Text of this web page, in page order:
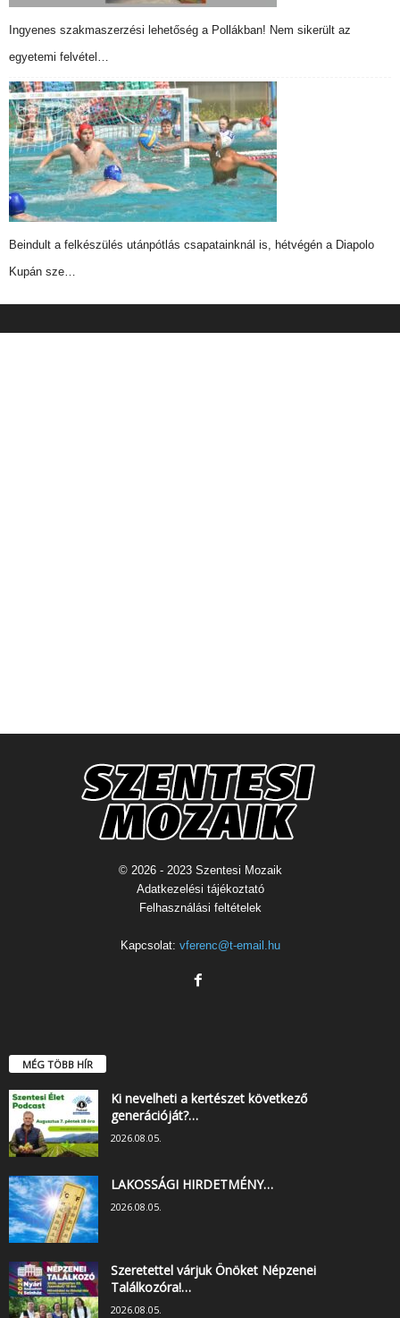
Ingyenes szakmaszerzési lehetőség a Pollákban! Nem sikerült az
egyetemi felvétel…
Beindult a felkészülés utánpótlás csapatainknál is, hétvégén a Diapolo
Kupán sze…
© 2026 - 2023 Szentesi Mozaik
Adatkezelési tájékoztató
Felhasználási feltételek
Kapcsolat: vferenc@t-email.hu
MÉG TÖBB HÍR
Ki nevelheti a kertészet következő
generációját?…
2026.08.05.
LAKOSSÁGI HIRDETMÉNY…
2026.08.05.
Szeretettel várjuk Önöket Népzenei
Találkozóra!…
2026.08.05.